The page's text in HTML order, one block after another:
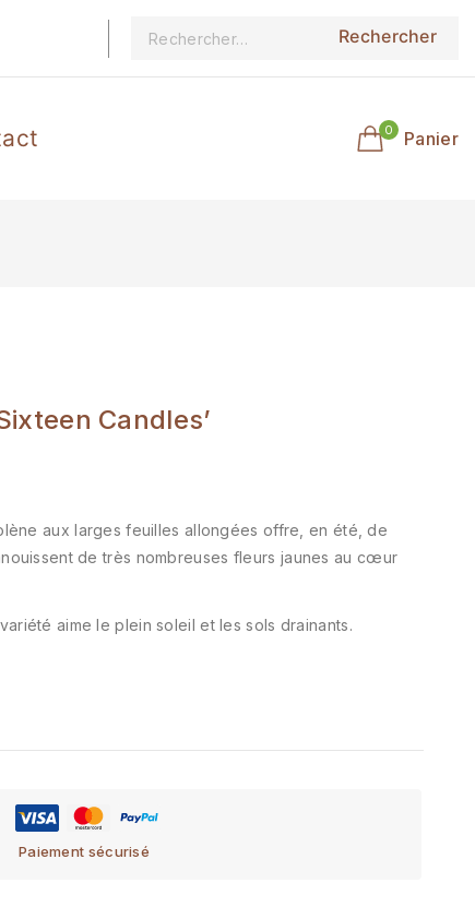
0 Panier
Candles’
aux larges feuilles allongées offre, en été, de
de très nombreuses fleurs jaunes au cœur
aime le plein soleil et les sols drainants.
Paiement sécurisé